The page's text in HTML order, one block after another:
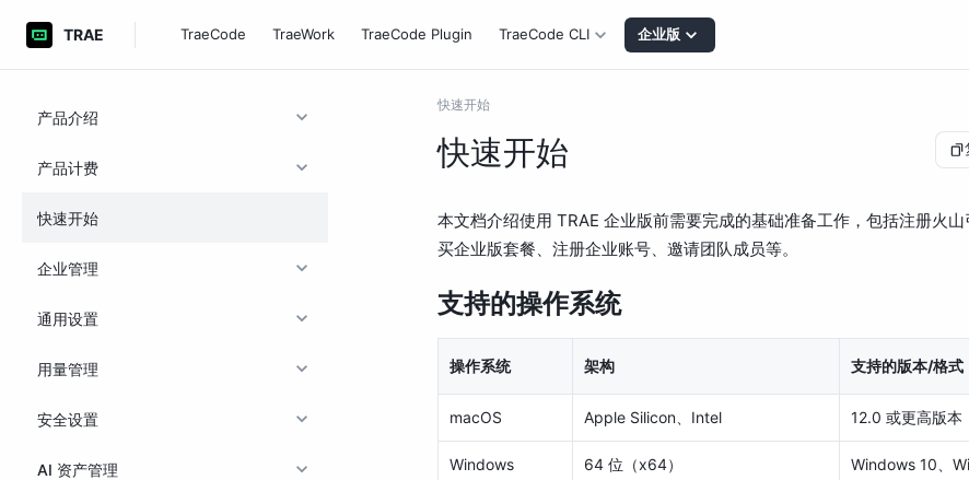
TRAE TraeCode TraeWork TraeCode Plugin TraeCode CLI 企业版
产品介绍
产品计费
快速开始
企业管理
通用设置
用量管理
安全设置
AI 资产管理
快速开始
快速开始
本文档介绍使用 TRAE 企业版前需要完成的基础准备工作，包括注册火
买企业版套餐、注册企业账号、邀请团队成员等。
支持的操作系统
操作系统 架构 支持的版本/格式
macOS Apple Silicon、Intel 12.0 或更高版本
Windows 64 位（x64） Windows 10、